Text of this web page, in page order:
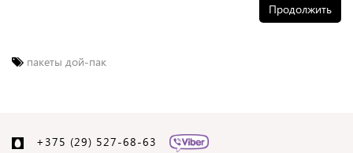
Продолжить
пакеты дой-пак
+375 (29) 527-68-63